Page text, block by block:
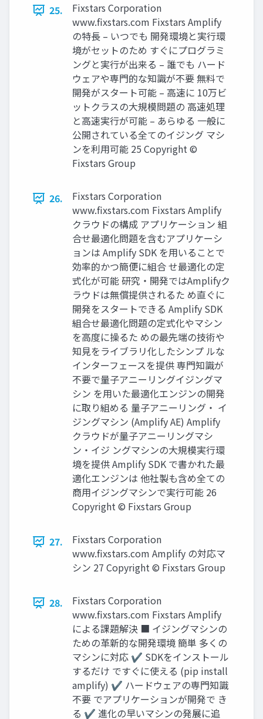
25.
Fixstars Corporation
www.fixstars.com Fixstars Amplify
の特長 – いつでも 開発環境と実行環
境がセットのため すぐにプログラミ
ングと実行が出来る – 誰でも ハード
ウェアや専門的な知識が不要 無料で
開発がスタート可能 – 高速に 10万ビ
ットクラスの大規模問題の 高速処理
と高速実行が可能 – あらゆる 一般に
公開されている全てのイジング マシ
ンを利用可能 25 Copyright ©
Fixstars Group
26.
Fixstars Corporation
www.fixstars.com Fixstars Amplify
クラウドの構成 アプリケーション 組
合せ最適化問題を含むアプリケーシ
ョンは Amplify SDK を用いることで
効率的かつ簡便に組合 せ最適化の定
式化が可能 研究・開発ではAmplifyク
ラウドは無償提供されるた め直ぐに
開発をスタートできる Amplify SDK
組合せ最適化問題の定式化やマシン
を高度に操るた めの最先端の技術や
知見をライブラリ化したシンプ ルな
インターフェースを提供 専門知識が
不要で量子アニーリングイジングマ
シン を用いた最適化エンジンの開発
に取り組める 量子アニーリング・ イ
ジングマシン (Amplify AE) Amplify
クラウドが量子アニーリングマシ
ン・イジ ングマシンの大規模実行環
境を提供 Amplify SDK で書かれた最
適化エンジンは 他社製も含め全ての
商用イジングマシンで実行可能 26
Copyright © Fixstars Group
27.
Fixstars Corporation
www.fixstars.com Amplify の対応マ
シン 27 Copyright © Fixstars Group
28.
Fixstars Corporation
www.fixstars.com Fixstars Amplify
による課題解決 ■ イジングマシンの
ための革新的な開発環境 簡単 多くの
マシンに対応 ✔ SDKをインストール
するだけ ですぐに使える (pip install
amplify) ✔ ハードウェアの専門知識
不要 でアプリケーションが開発で き
る ✔ 進化の早いマシンの発展に追